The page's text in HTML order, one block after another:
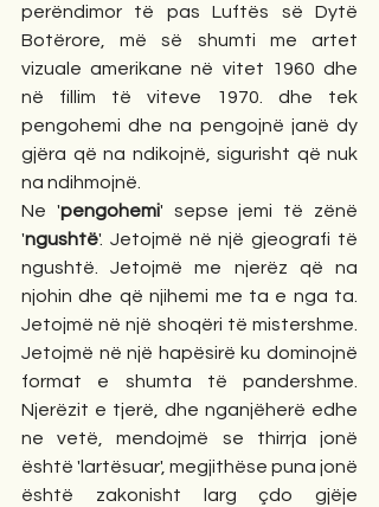
perëndimor të pas Luftës së Dytë
Botërore, më së shumti me artet
vizuale amerikane në vitet 1960 dhe
në fillim të viteve 1970. dhe tek
pengohemi dhe na pengojnë janë dy
gjëra që na ndikojnë, sigurisht që nuk
na ndihmojnë.
Ne 'pengohemi' sepse jemi të zënë
'ngushtë'. Jetojmë në një gjeografi të
ngushtë. Jetojmë me njerëz që na
njohin dhe që njihemi me ta e nga ta.
Jetojmë në një shoqëri të mistershme.
Jetojmë në një hapësirë ku dominojnë
format e shumta të pandershme.
Njerëzit e tjerë, dhe nganjëherë edhe
ne vetë, mendojmë se thirrja jonë
është 'lartësuar', megjithëse puna jonë
është zakonisht larg çdo gjëje